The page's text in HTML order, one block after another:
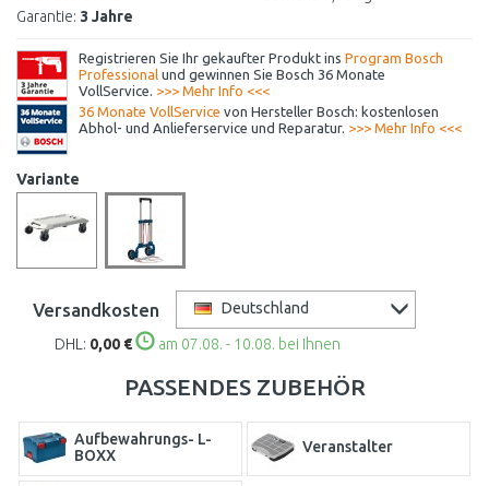
Garantie: 3 Jahre
Registrieren Sie Ihr gekaufter Produkt ins Program Bosch
Professional und gewinnen Sie Bosch 36 Monate
VollService. >>> Mehr Info <<<
36 Monate VollService von Hersteller Bosch: kostenlosen
Abhol- und Anlieferservice und Reparatur. >>> Mehr Info <<<
Variante
Versandkosten Deutschland
DHL: 0,00 € am 07.08. - 10.08. bei Ihnen
PASSENDES ZUBEHÖR
Aufbewahrungs- L-
BOXX
Veranstalter